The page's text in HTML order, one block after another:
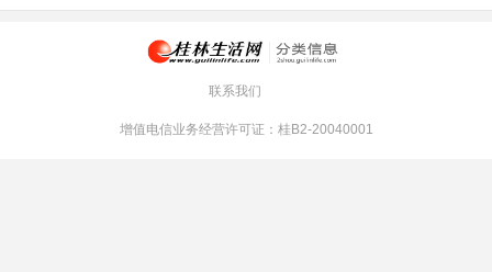
联系我们
增值电信业务经营许可证：桂B2-20040001